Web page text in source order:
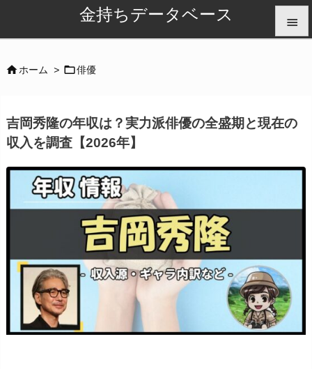
金持ちデータベース 


ホーム > 俳優
吉岡秀隆の年収は？実力派俳優の全盛期と現在の
収入を調査【2026年】